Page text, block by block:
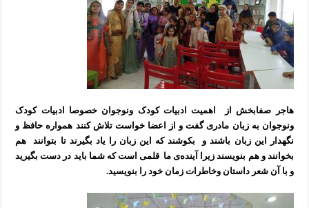
هاجر صفابخش از اهمیت ادبیات کودک ونوجوان خصوصا ادبیات کودک
ونوجوان به زبان مادری گفت و از اعضا خواست تلاش کنند همواره حافظ و
نگهدار این زبان باشند و بکوشند که این زبان را یاد بگیرند تا بتوانند هم
بخوانند و هم بنویسند زیرا آینده‌ی ما قلمی است که شما باید در دست بگیرید
و با آن شعر داستان وخاطرات زمان خود را بنویسید.